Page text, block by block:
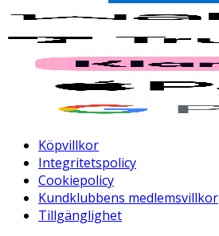
Köpvillkor
Integritetspolicy
Cookiepolicy
Kundklubbens medlemsvillkor
Tillgänglighet